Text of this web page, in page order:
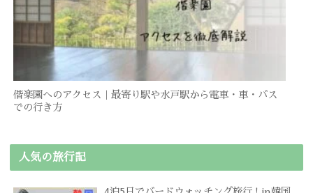
偕楽園へのアクセス｜最寄り駅や水戸駅から電車・車・バス
での行き方
人気の旅行記